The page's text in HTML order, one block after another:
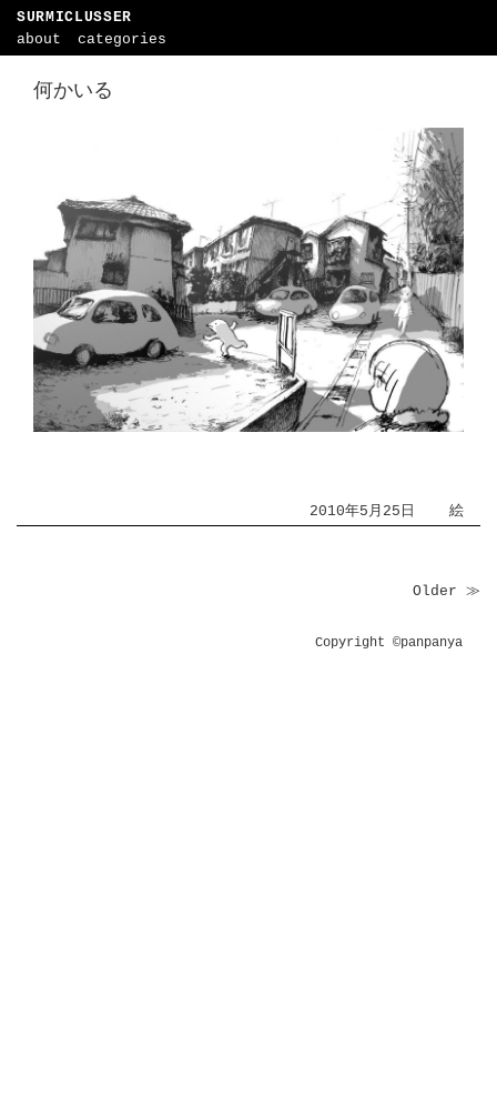
SURMICLUSSER
about
categories
何かいる
2010年5月25日 絵
Older ≫